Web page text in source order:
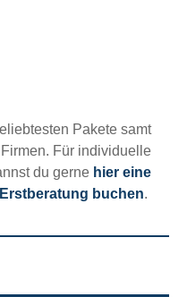
Pakete samt
Für individuelle
du gerne hier eine
buchen.